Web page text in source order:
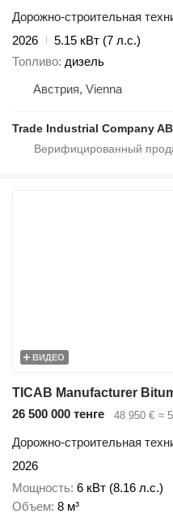
Дорожно-строительная
2026
5.15 кВт (7 л.с.)
Топливо дизель
Австрия, Vienna
Trade Industrial Company AB
ВИДЕО
26 500 000 тенге 48 950 € ≈
Дорожно-строительная
2026
Мощность 6 кВт (8.16 л.с.)
Объем 8 м³